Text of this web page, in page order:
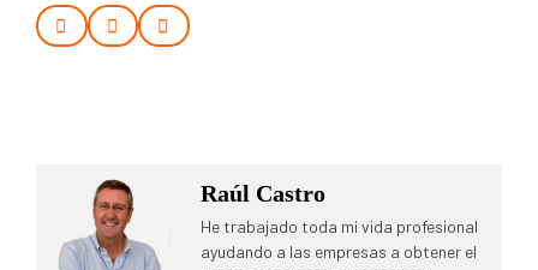
Raúl Castro
He trabajado toda mi vida profesional
ayudando a las empresas a obtener el